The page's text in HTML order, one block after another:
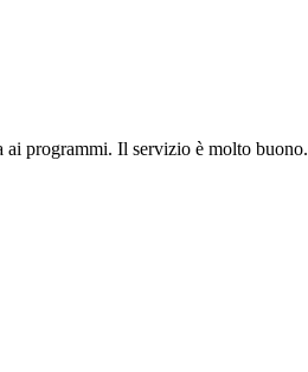
programmi. Il servizio è molto buono.